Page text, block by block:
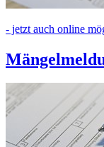
- jetzt auch online